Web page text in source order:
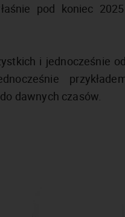
pod koniec
i jednocześnie
dawnych czasów.